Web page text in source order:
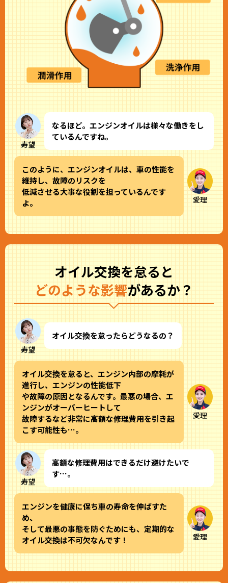
寿望
なるほど。エンジンオイルは様々な働きをし
ているんですね。
愛理
このように、エンジンオイルは、車の性能を
維持し、故障のリスクを
低減させる大事な役割を担っているんです
よ。
オイル交換を怠ると
どのような影響があるか？
寿望
オイル交換を怠ったらどうなるの？
愛理
オイル交換を怠ると、エンジン内部の摩耗が
進行し、エンジンの性能低下
や故障の原因となるんです。最悪の場合、エ
ンジンがオーバーヒートして
故障するなど非常に高額な修理費用を引き起
こす可能性も…。
寿望
高額な修理費用はできるだけ避けたいで
す…。
愛理
エンジンを健康に保ち車の寿命を伸ばすた
め、
そして最悪の事態を防ぐためにも、定期的な
オイル交換は不可欠なんです！